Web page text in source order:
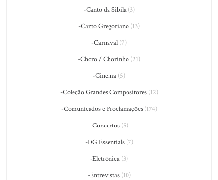
-Canto da Sibila(3)
-Canto Gregoriano (13)
-Carnaval (7)
-Choro / Chorinho (21)
-Cinema (5)
-Coleção Grandes Compositores(12)
-Comunicados e Proclamações(174)
-Concertos(5)
-DG Essentials(7)
-Eletrônica (3)
-Entrevistas(10)